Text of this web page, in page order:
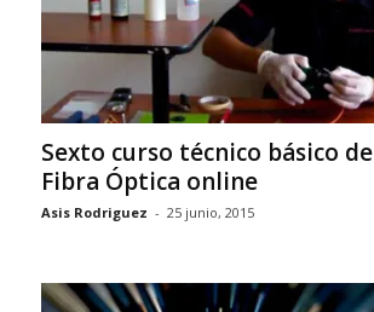
Sexto curso técnico básico de
Fibra Óptica online
Asis Rodriguez - 25 junio, 2015